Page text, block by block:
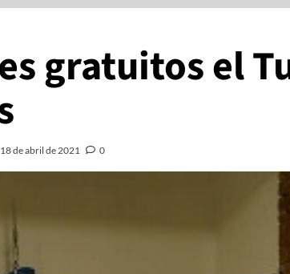
gratuitos el
18 de abril de 2021 0